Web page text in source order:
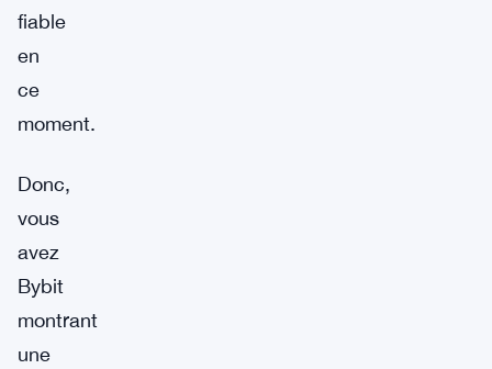
fiable
en
ce
moment.
Donc,
vous
avez
Bybit
montrant
une